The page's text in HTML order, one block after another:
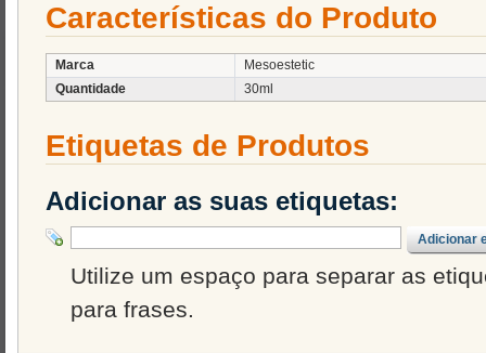
Características do Produto
Marca
Mesoestetic
Quantidade
30ml
Etiquetas de Produtos
Adicionar as suas etiquetas:
Adicionar
Utilize um espaço para separar as
para frases.